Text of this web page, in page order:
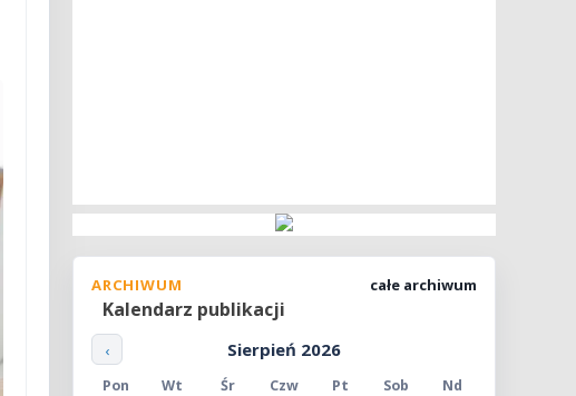
ARCHIWUM
Kalendarz publikacji
całe archiwum
‹ Sierpień 2026
Pon Wt Śr Czw Pt Sob Nd